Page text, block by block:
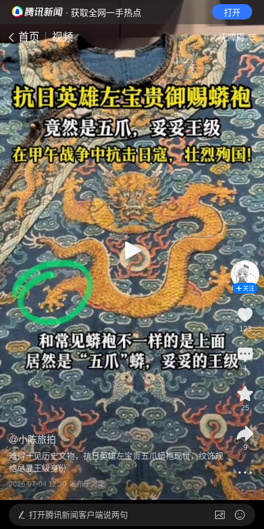
· 获取全网一手热点 打开
首页 视频 无障碍
@小陈旅拍
难得一见历史文物，抗日英雄左宝贵五爪蟒袍现世，纹饰规
格尽显王级身份
2026-07-04 12:30 发布于河南
关注
123
1
25
9
打开腾讯新闻客户端说两句